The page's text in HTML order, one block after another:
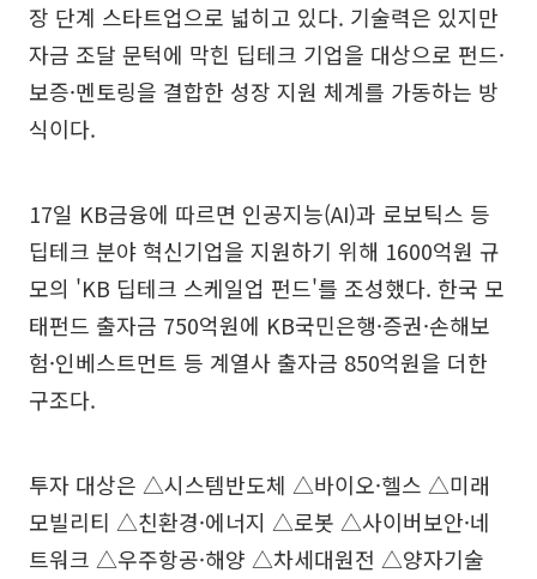
장 단계 스타트업으로 넓히고 있다. 기술력은 있지만
자금 조달 문턱에 막힌 딥테크 기업을 대상으로 펀드·
보증·멘토링을 결합한 성장 지원 체계를 가동하는 방
식이다.
17일 KB금융에 따르면 인공지능(AI)과 로보틱스 등
딥테크 분야 혁신기업을 지원하기 위해 1600억원 규
모의 'KB 딥테크 스케일업 펀드'를 조성했다. 한국 모
태펀드 출자금 750억원에 KB국민은행·증권·손해보
험·인베스트먼트 등 계열사 출자금 850억원을 더한
구조다.
투자 대상은 △시스템반도체 △바이오·헬스 △미래
모빌리티 △친환경·에너지 △로봇 △사이버보안·네
트워크 △우주항공·해양 △차세대원전 △양자기술